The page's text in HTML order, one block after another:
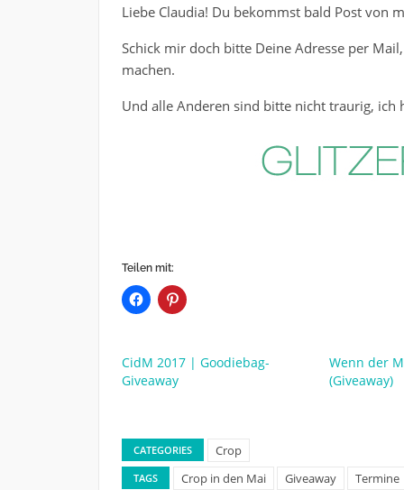
Liebe Claudia! Du bekommst bald Post von
Schick mir doch bitte Deine Adresse per
machen.
Und alle Anderen sind bitte nicht traurig, ich
Teilen mit:
CidM 2017 | Goodiebag-
Giveaway
Wenn der
(Giveaway)
CATEGORIES Crop
TAGS Crop in den Mai Giveaway Termine